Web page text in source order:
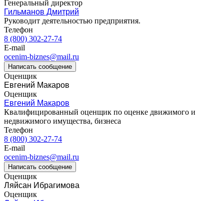
Генеральный директор
Гильманов Дмитрий
Руководит деятельностью предприятия.
Телефон
8 (800) 302-27-74
E-mail
ocenim-biznes@mail.ru
Написать сообщение
Оценщик
Евгений Макаров
Оценщик
Евгений Макаров
Квалифицированный оценщик по оценке движимого и
недвижимого имущества, бизнеса
Телефон
8 (800) 302-27-74
E-mail
ocenim-biznes@mail.ru
Написать сообщение
Оценщик
Ляйсан Ибрагимова
Оценщик
Волгодонск
Волжск
Волжский
Вологда
Волоколамск
Волосово
Волхов
Вольск
Воркута
Воронеж
Воскресенск
Воткинск
Всеволожск
Выборг
Выкса
Вязники
Вязьма